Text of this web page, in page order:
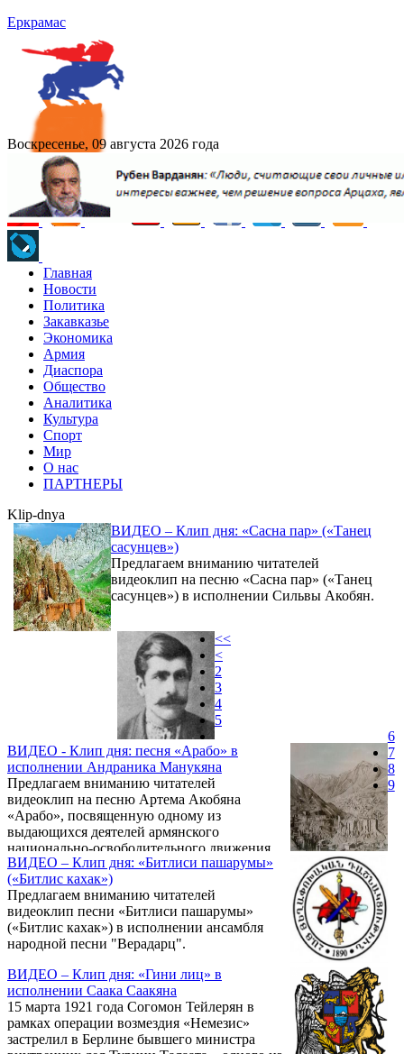
Еркрамас
Воскресенье, 09 августа 2026 года
Главная
Новости
Политика
Закавказье
Экономика
Армия
Диаспора
Общество
Аналитика
Культура
Спорт
Мир
О нас
ПАРТНЕРЫ
Klip-dnya
ВИДЕО – Клип дня: «Сасна пар» («Танец
сасунцев»)
Предлагаем вниманию читателей
видеоклип на песню «Сасна пар» («Танец
сасунцев») в исполнении Сильвы Акобян.
ВИДЕО - Клип дня: песня «Арабо» в
исполнении Андраника Манукяна
Предлагаем вниманию читателей
видеоклип на песню Артема Акобяна
«Арабо», посвященную одному из
выдающихся деятелей армянского
национально-освободительного движения
Арабо. Исполнитель - Андраник саркаваг
Манукян. В съемках клипа, проходивших в
окрестностях аштаракской церкви Сурб
Саркис участвовал этнографический
коллектив «Сасун».
ВИДЕО – Клип дня: «Битлиси пашарумы»
(«Битлис кахак»)
Предлагаем вниманию читателей
видеоклип песни «Битлиси пашарумы»
(«Битлис кахак») в исполнении ансамбля
народной песни "Верадарц".
ВИДЕО – Клип дня: «Гини лиц» в
исполнении Саака Саакяна
15 марта 1921 года Согомон Тейлерян в
рамках операции возмездия «Немезис»
застрелил в Берлине бывшего министра
<<
<
2
3
4
5
6
7
8
9